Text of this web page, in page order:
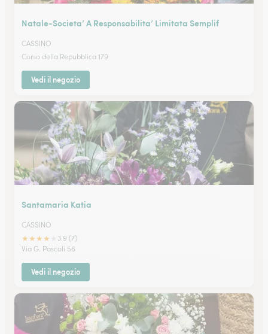
Natale-Societa’ A Responsabilita’ Limitata Semplif
CASSINO
Corso della Repubblica 179
Vedi il negozio
Santamaria Katia
CASSINO
★★★★
3.9 (7)
Via G. Pascoli 56
Vedi il negozio